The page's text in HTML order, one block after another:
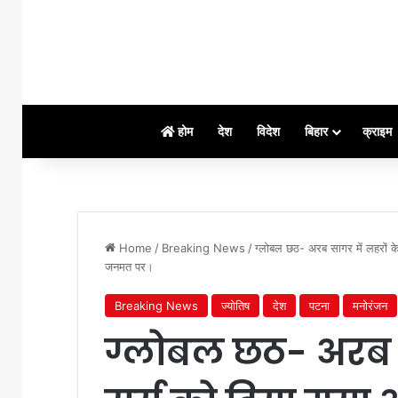
होम देश विदेश बिहार क्राइम
Home / Breaking News /ग्लोबल छठ- अरब सागर में लहरों के
जनमत पर।
Breaking News ज्योतिष देश पटना मनोरंजन
ग्लोबल छठ- अरब